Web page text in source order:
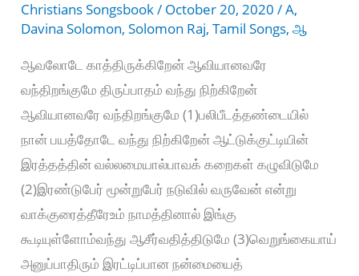
Christians Songsbook/ October 20, 2020/A,
Davina Solomon,Solomon Raj,Tamil Songs,ஆ
ஆவலோடே காத்திருக்கிறேன் ஆவியானவரே
வந்திறங்குமே திருப்பாதம் வந்து நிற்கிறேன்
ஆவியானவரே வந்திறங்குமே (1)பலிபீடத்தண்டையில்
நான் பயத்தோடே வந்து நிற்கிறேன் ஆட்டுக்குட்டியின்
இரத்தத்தின் வல்லமையால்பாவக் கறைகள் கழுவிடுமே
(2)இரண்டுபேர் மூன்றுபேர் நடுவில் வருவேன் என்று
வாக்குரைத்தீரேஉம் நாமத்தினால் இங்கு
கூடியுள்ளோம்வந்து ஆசீர்வதித்திடுமே (3)வெறுங்கையாய்
அனுப்பாதிரும் இரட்டிப்பான நன்மையைத்